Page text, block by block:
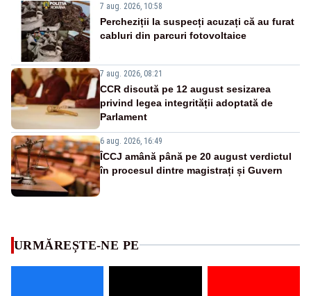
7 aug. 2026, 10:58
Percheziții la suspecți acuzați că au furat
cabluri din parcuri fotovoltaice
7 aug. 2026, 08:21
CCR discută pe 12 august sesizarea
privind legea integrității adoptată de
Parlament
6 aug. 2026, 16:49
ÎCCJ amână până pe 20 august verdictul
în procesul dintre magistrați și Guvern
URMĂREȘTE-NE PE